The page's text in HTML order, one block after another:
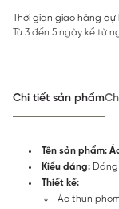
Thời gian giao hàng dự
Từ 3 đến 5 ngày kể từ
Chi tiết sản phẩm
Tên sản phẩm:
Kiểu dáng:
Thiết kế:
Áo thun